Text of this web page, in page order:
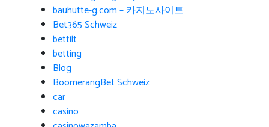
bauhutte-g.com – 카지노사이트
Bet365 Schweiz
bettilt
betting
Blog
BoomerangBet Schweiz
car
casino